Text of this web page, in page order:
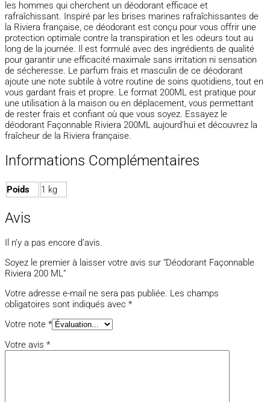
les hommes qui cherchent un déodorant efficace et
rafraîchissant. Inspiré par les brises marines rafraîchissantes de
la Riviera française, ce déodorant est conçu pour vous offrir une
protection optimale contre la transpiration et les odeurs tout au
long de la journée. Il est formulé avec des ingrédients de qualité
pour garantir une efficacité maximale sans irritation ni sensation
de sécheresse. Le parfum frais et masculin de ce déodorant
ajoute une note subtile à votre routine de soins quotidiens, tout en
vous gardant frais et propre. Le format 200ML est pratique pour
une utilisation à la maison ou en déplacement, vous permettant
de rester frais et confiant où que vous soyez. Essayez le
déodorant Façonnable Riviera 200ML aujourd’hui et découvrez la
fraîcheur de la Riviera française.
Informations Complémentaires
Poids 1 kg
Avis
Il n’y a pas encore d’avis.
Soyez le premier à laisser votre avis sur “Déodorant Façonnable
Riviera 200 ML”
Votre adresse e-mail ne sera pas publiée. Les champs
obligatoires sont indiqués avec *
Votre note *
Votre avis *